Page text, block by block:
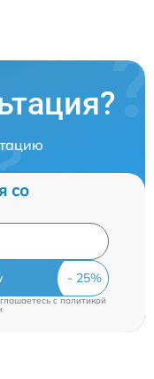
со
cполитикой